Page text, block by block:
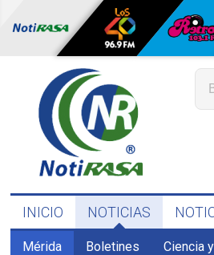
INICIO NOTICIAS
Mérida Boletines Ciencia